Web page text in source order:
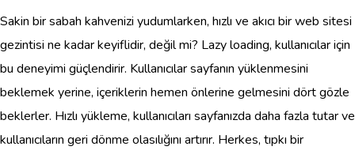
Sakin bir sabah kahvenizi yudumlarken, hızlı ve akıcı bir web sitesi
gezintisi ne kadar keyiflidir, değil mi? Lazy loading, kullanıcılar için
bu deneyimi güçlendirir. Kullanıcılar sayfanın yüklenmesini
beklemek yerine, içeriklerin hemen önlerine gelmesini dört gözle
beklerler. Hızlı yükleme, kullanıcıları sayfanızda daha fazla tutar ve
kullanıcıların geri dönme olasılığını artırır. Herkes, tıpkı bir